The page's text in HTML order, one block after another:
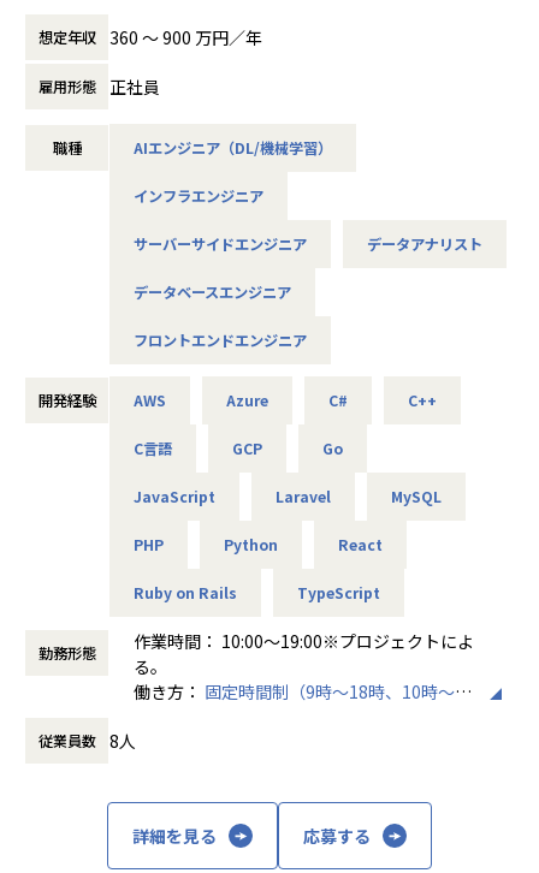
支援＆Web3開発支援
上でのゲーム開発支援
「事」を残すため、
最先端AI技術を駆使した教育プラットフォームを開発してい
ます。
日本の教育危機（読解力・論理的思考力の低下）
「次世代に『人』と『事』を残す」
「早く仕事を辞めよう」＝義務感から解放され、成果重視で
エンジニア＝アスリート（フィジカル・テクニック・メンタ
あなたが関わるプロジェクトは、
非認知能力（忍耐力・協調性・批判的思考）を育成する革新
的な教育サービス
AIによる学習データ分析と個別最適化
生成AIでパーソナライズされた学習コンテンツ開発
リアルタイムフィードバックシステム構築
hain / LlamaIndex
【具体的な業務内容】
想定年収 360 〜 900 万円／年
雇用形態 正社員
職種 AIエンジニア（DL/機械学習）
インフラエンジニア
サーバーサイドエンジニア データアナリスト
データベースエンジニア
フロントエンドエンジニア
開発経験 AWS Azure C# C++
C言語 GCP Go
JavaScript Laravel MySQL
PHP Python React
Ruby on Rails TypeScript
勤務形態
作業時間： 10:00〜19:00※プロジェクトによ
る。
働き方： 固定時間制（9時～18時、10時～19
時間外労働の有無： 有（月平均0時間～10時
従業員数 8人
詳細を見る 応募する